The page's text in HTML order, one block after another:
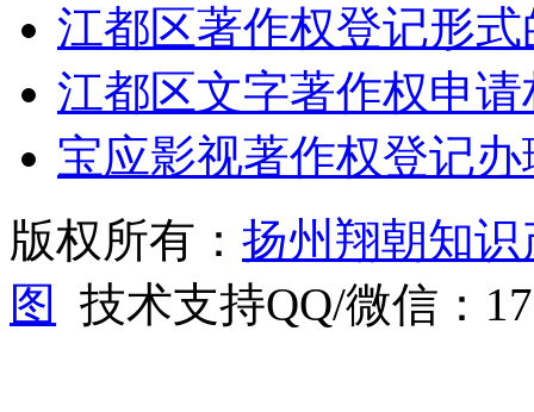
江都区著作权登记形
江都区文字著作权申
宝应影视著作权登记
版权所有： 扬州翔朝知
图
技术支持QQ/微信：